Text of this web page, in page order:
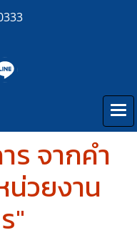
ร จากคำ
น่วยงาน
"